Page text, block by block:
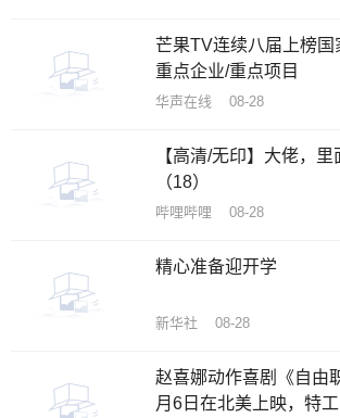
芒果TV连续八届上榜国
重点企业/重点项目
华声在线 08-28
【高清/无印】大佬，里
（18）
哔哩哔哩 08-28
精心准备迎开学
新华社 08-28
赵喜娜动作喜剧《自由
月6日在北美上映，特